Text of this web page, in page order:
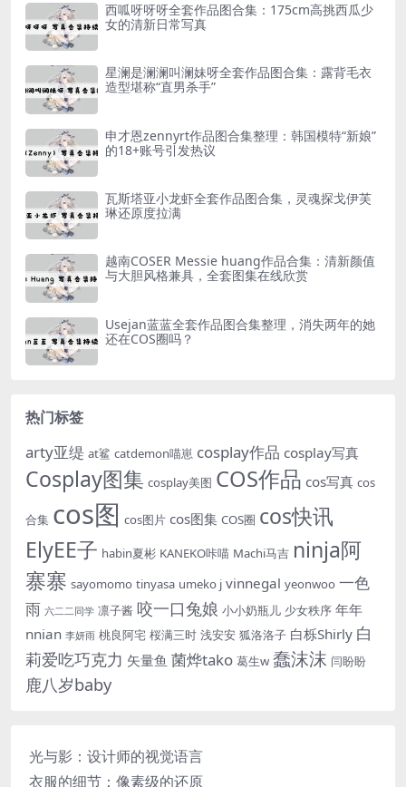
西呱呀呀呀全套作品图合集：175cm高挑西瓜少
女的清新日常写真
星澜是澜澜叫澜妹呀全套作品图合集：露背毛衣
造型堪称“直男杀手”
申才恩zennyrt作品图合集整理：韩国模特“新娘”
的18+账号引发热议
瓦斯塔亚小龙虾全套作品图合集，灵魂探戈伊芙
琳还原度拉满
越南COSER Messie huang作品合集：清新颜值
与大胆风格兼具，全套图集在线欣赏
Usejan蓝蓝全套作品图合集整理，消失两年的她
还在COS圈吗？
热门标签
arty亚缇 at鲨 catdemon喵崽 cosplay作品 cosplay写真
Cosplay图集 cosplay美图 COS作品 cos写真 cos
合集 cos图 cos图片 cos图集 COS圈 cos快讯
ElyEE子 habin夏彬 KANEKO咔喵 Machi马吉 ninja阿
寨寨 sayomomo tinyasa umeko j vinnegal yeonwoo 一色
雨 六二二同学 凛子酱 咬一口兔娘 小小奶瓶儿 少女秩序 年年
nnian 李妍雨 桃良阿宅 桜满三时 浅安安 狐洛洛子 白栎Shirly 白
莉爱吃巧克力 矢量鱼 菌烨tako 葛生w 蠢沫沫 闫盼盼
鹿八岁baby
光与影：设计师的视觉语言
衣服的细节：像素级的还原